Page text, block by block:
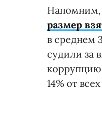
Напомним,
размер
в среднем
судили за
коррупцию
14% от